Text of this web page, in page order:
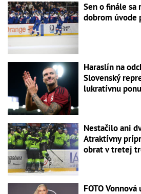
Sen o finále sa
dobrom úvode
Haraslín na
Slovenský
lukratívnu
Nestačilo ani
Atraktívny
obrat v tretej
FOTO